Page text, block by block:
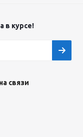
в курсе!
связи